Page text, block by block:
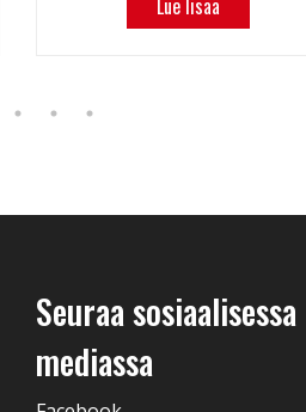
Lue lisää
Seuraa sosiaalisessa
mediassa